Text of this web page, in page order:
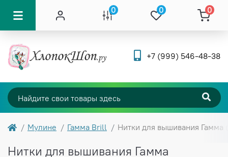
0 0 0
+7 (999) 546-48-38
Мулине Гамма Brill Нитки для вышивания
Нитки для вышивания Гамма